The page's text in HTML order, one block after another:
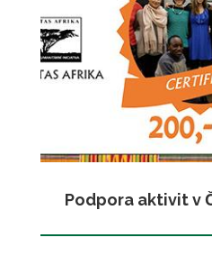
Podpora aktivit v